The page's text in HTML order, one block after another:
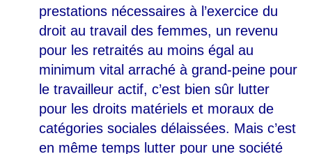
prestations nécessaires à l’exercice du
droit au travail des femmes, un revenu
pour les retraités au moins égal au
minimum vital arraché à grand-peine pour
le travailleur actif, c’est bien sûr lutter
pour les droits matériels et moraux de
catégories sociales délaissées. Mais c’est
en même temps lutter pour une société